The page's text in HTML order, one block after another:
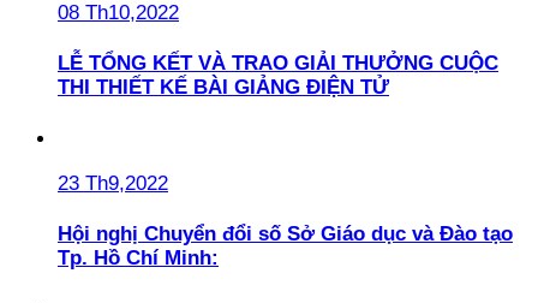
08 Th10,2022
LỄ TỔNG KẾT VÀ TRAO GIẢI THƯỞNG CUỘC
THI THIẾT KẾ BÀI GIẢNG ĐIỆN TỬ
23 Th9,2022
Hội nghị Chuyển đổi số Sở Giáo dục và Đào tạo
Tp. Hồ Chí Minh: